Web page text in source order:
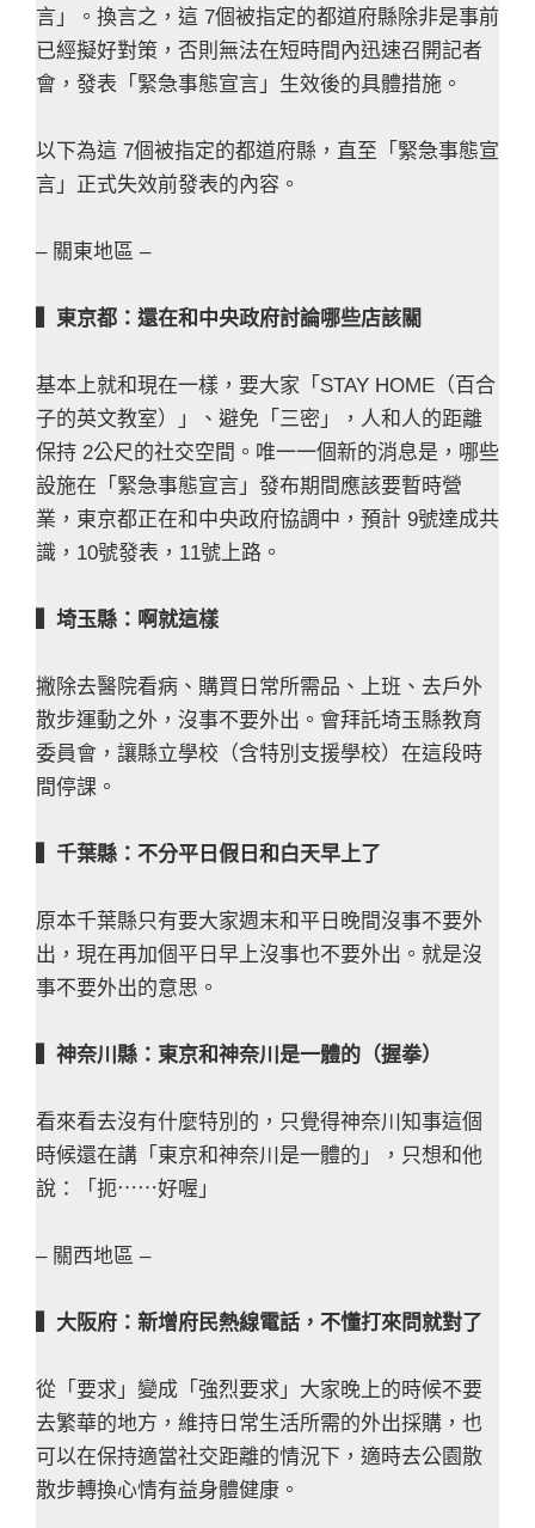
言」。換言之，這 7個被指定的都道府縣除非是事前
已經擬好對策，否則無法在短時間內迅速召開記者
會，發表「緊急事態宣言」生效後的具體措施。
以下為這 7個被指定的都道府縣，直至「緊急事態宣
言」正式失效前發表的內容。
– 關東地區 –
▍東京都：還在和中央政府討論哪些店該關
基本上就和現在一樣，要大家「STAY HOME（百合
子的英文教室）」、避免「三密」，人和人的距離
保持 2公尺的社交空間。唯一一個新的消息是，哪些
設施在「緊急事態宣言」發布期間應該要暫時營
業，東京都正在和中央政府協調中，預計 9號達成共
識，10號發表，11號上路。
▍埼玉縣：啊就這樣
撇除去醫院看病、購買日常所需品、上班、去戶外
散步運動之外，沒事不要外出。會拜託埼玉縣教育
委員會，讓縣立學校（含特別支援學校）在這段時
間停課。
▍千葉縣：不分平日假日和白天早上了
原本千葉縣只有要大家週末和平日晚間沒事不要外
出，現在再加個平日早上沒事也不要外出。就是沒
事不要外出的意思。
▍神奈川縣：東京和神奈川是一體的（握拳）
看來看去沒有什麼特別的，只覺得神奈川知事這個
時候還在講「東京和神奈川是一體的」，只想和他
說：「扼⋯⋯好喔」
– 關西地區 –
▍大阪府：新增府民熱線電話，不懂打來問就對了
從「要求」變成「強烈要求」大家晚上的時候不要
去繁華的地方，維持日常生活所需的外出採購，也
可以在保持適當社交距離的情況下，適時去公園散
散步轉換心情有益身體健康。